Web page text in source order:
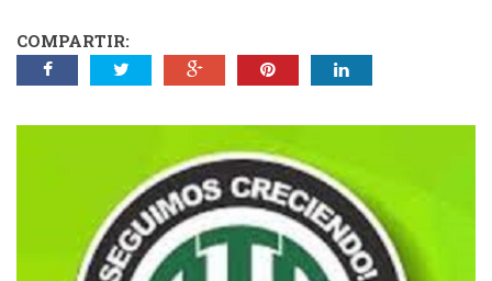
COMPARTIR: